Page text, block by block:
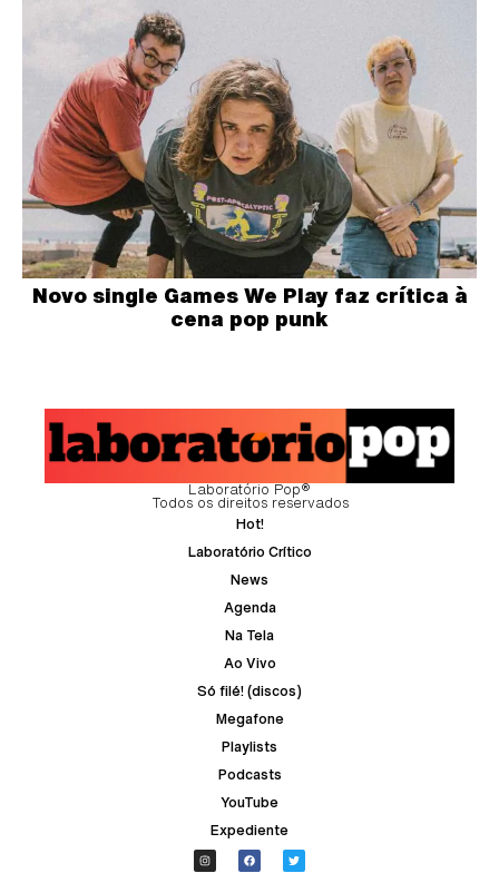
Novo single Games We Play faz crítica à
cena pop punk
Laboratório Pop®
Todos os direitos reservados
Hot!
Laboratório Crítico
News
Agenda
Na Tela
Ao Vivo
Só filé! (discos)
Megafone
Playlists
Podcasts
YouTube
Expediente